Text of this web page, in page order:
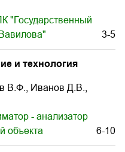
"Государственный
3-5
и технология
В.Ф., Иванов Д.В.,
- анализатор
объекта
6-10